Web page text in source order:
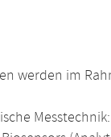
werden im